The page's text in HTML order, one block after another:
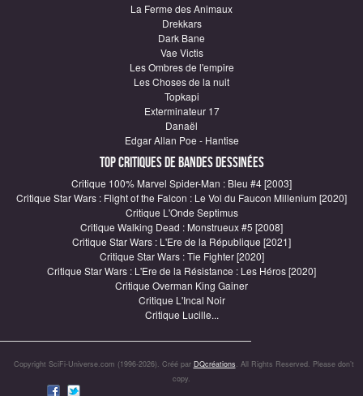
La Ferme des Animaux
Drekkars
Dark Bane
Vae Victis
Les Ombres de l'empire
Les Choses de la nuit
Topkapi
Exterminateur 17
Danaël
Edgar Allan Poe - Hantise
Top critiques de Bandes Dessinées
Critique 100% Marvel Spider-Man : Bleu #4 [2003]
Critique Star Wars : Flight of the Falcon : Le Vol du Faucon Millenium [2020]
Critique L'Onde Septimus
Critique Walking Dead : Monstrueux #5 [2008]
Critique Star Wars : L'Ere de la République [2021]
Critique Star Wars : Tie Fighter [2020]
Critique Star Wars : L'Ere de la Résistance : Les Héros [2020]
Critique Overman King Gainer
Critique L'Incal Noir
Critique Lucille...
Copyright SciFi-Universe.com (1996-2026). Créé par DQcréations. All Rights Reserved. Please don’t
copy.